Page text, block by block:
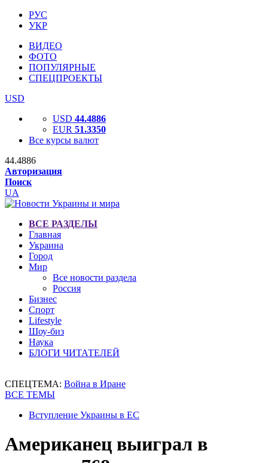
РУС
УКР
ВИДЕО
ФОТО
ПОПУЛЯРНЫЕ
СПЕЦПРОЕКТЫ
USD
USD 44.4886
EUR 51.3350
Все курсы валют
44.4886
Авторизация
Поиск
UA
ВСЕ РАЗДЕЛЫ
Главная
Украина
Город
Мир
Все новости раздела
Россия
Бизнес
Спорт
Lifestyle
Шоу-биз
Наука
БЛОГИ ЧИТАТЕЛЕЙ
СПЕЦТЕМА: Война в Иране
ВСЕ ТЕМЫ
Вступление Украины в ЕС
Американец выиграл в